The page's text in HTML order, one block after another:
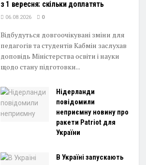
з 1 вересня: скільки доплатять
06.08.2026 0
Відбудуться довгоочікувані зміни для
педагогів та студентів Кабмін заслухав
доповідь Міністерства освіти і науки
щодо стану підготовки...
Нідерланди
повідомили
неприємну новину про
ракети Patriot для
України
В Україні запускають